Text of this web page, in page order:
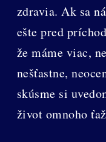
zdravia. Ak sa
ešte pred
že máme viac,
nešťastne,
skúsme si
život omnoho